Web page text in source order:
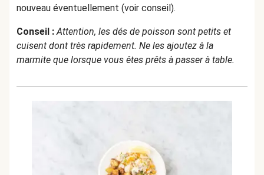
nouveau éventuellement (voir conseil).
Conseil : Attention, les dés de poisson sont petits et
cuisent dont très rapidement. Ne les ajoutez à la
marmite que lorsque vous êtes prêts à passer à table.